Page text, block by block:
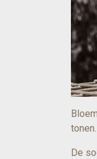
tonen.
De